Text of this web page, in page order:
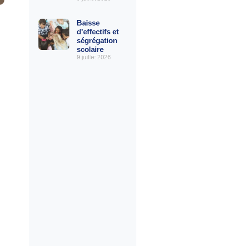
Baisse
d’effectifs et
ségrégation
scolaire
9 juillet 2026